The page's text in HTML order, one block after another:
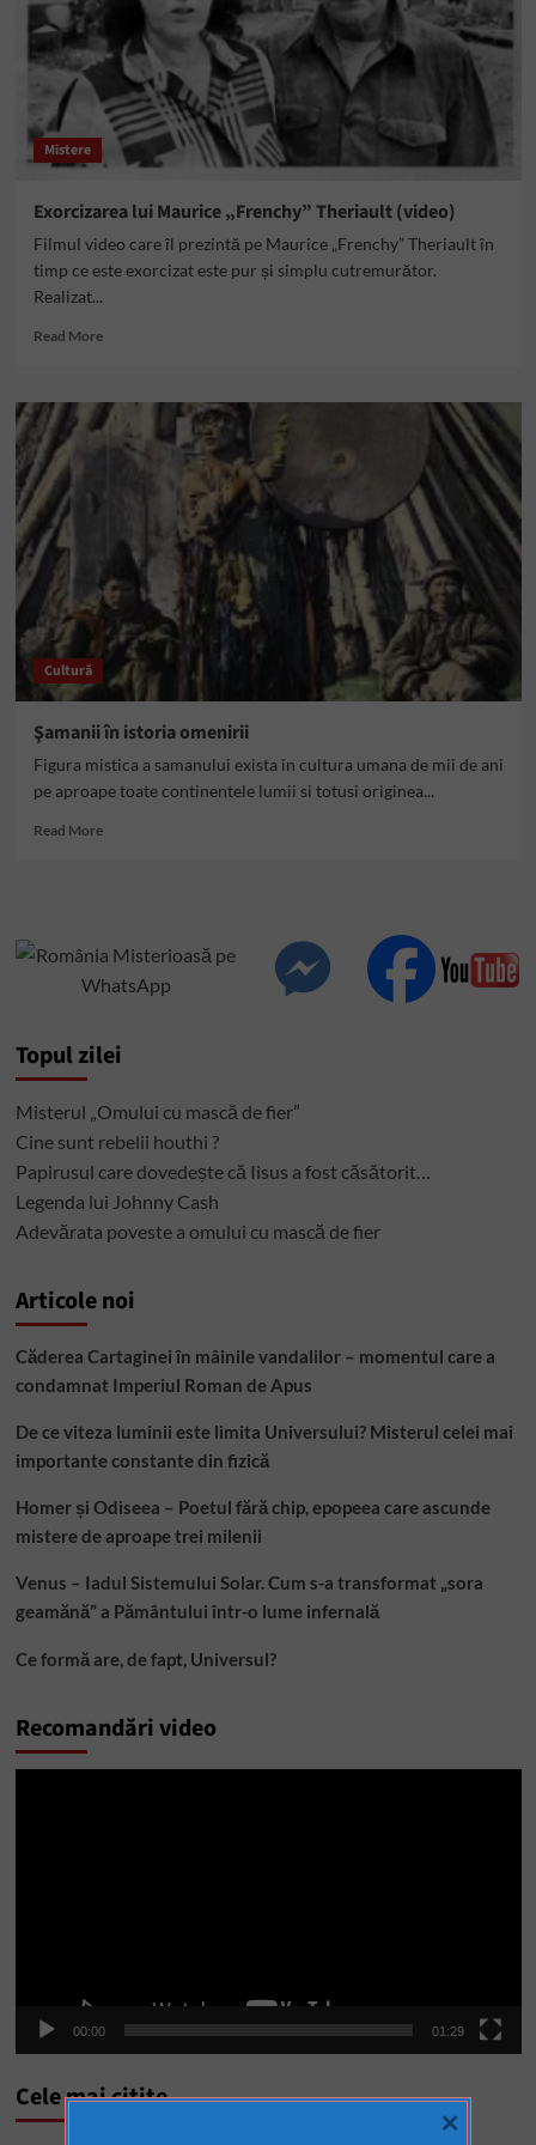
Mistere
Exorcizarea lui Maurice „Frenchy” Theriault (video)
Filmul video care îl prezintă pe Maurice „Frenchy” Theriault în
timp ce este exorcizat este pur și simplu cutremurător.
Realizat...
Read MoreRead
Exorcizarea
lui
Maurice
„Frenchy”
Cultură
Şamanii în istoria omenirii
Figura mistica a samanului exista in cultura umana de mii de ani
pe aproape toate continentele lumii si totusi originea...
Read MoreRead
omenirii
Topul zilei
Misterul „Omului cu mască de fier”
Cine sunt rebelii houthi ?
Papirusul care dovedește că Iisus a fost căsătorit…
Legenda lui Johnny Cash
Adevărata poveste a omului cu mască de fier
Articole noi
Căderea Cartaginei în mâinile vandalilor – momentul care a
condamnat Imperiul Roman de Apus
De ce viteza luminii este limita Universului? Misterul celei mai
importante constante din fizică
Homer și Odiseea – Poetul fără chip, epopeea care ascunde
mistere de aproape trei milenii
Venus – Iadul Sistemului Solar. Cum s-a transformat „sora
geamănă” a Pământului într-o lume infernală
Ce formă are, de fapt, Universul?
Recomandări video
00:00 01:29
Cele mai citite
×